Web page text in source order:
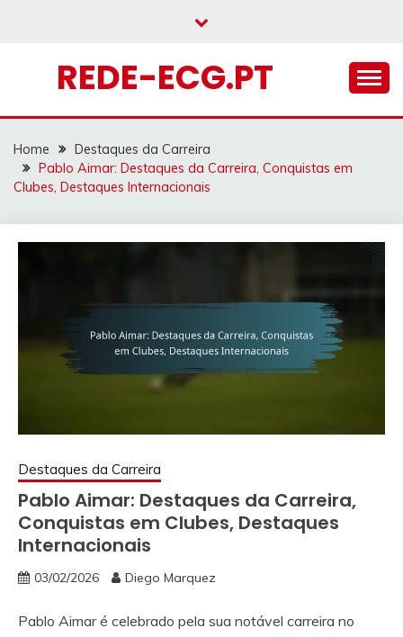
REDE-ECG.PT
Home
Destaques da Carreira
Pablo Aimar: Destaques da Carreira, Conquistas em
Clubes, Destaques Internacionais
Destaques da Carreira
Pablo Aimar: Destaques da Carreira,
Conquistas em Clubes, Destaques
Internacionais
03/02/2026 Diego Marquez
Pablo Aimar é celebrado pela sua notável carreira no